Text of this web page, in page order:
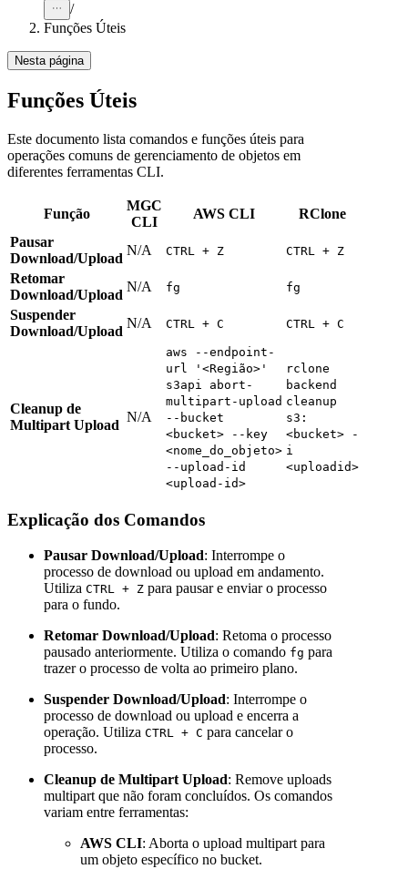
/
Funções Úteis
Nesta página
Funções Úteis
Este documento lista comandos e funções úteis para
operações comuns de gerenciamento de objetos em
diferentes ferramentas CLI.
Função
MGC
CLI
AWS CLI
RClone
Pausar
Download/Upload
N/A CTRL + Z CTRL + Z
Retomar
Download/Upload
N/A fg fg
Suspender
Download/Upload
N/A CTRL + C CTRL + C
Cleanup de
Multipart Upload
N/A
aws --endpoint-
url '<Região>'
s3api abort-
multipart-upload
--bucket
<bucket> --key
<nome_do_objeto>
--upload-id
<upload-id>
rclone
backend
cleanup
s3:
<bucket> -
i
<uploadid>
Explicação dos Comandos
Pausar Download/Upload: Interrompe o
processo de download ou upload em andamento.
Utiliza CTRL + Z para pausar e enviar o processo
para o fundo.
Retomar Download/Upload: Retoma o processo
pausado anteriormente. Utiliza o comando fg para
trazer o processo de volta ao primeiro plano.
Suspender Download/Upload: Interrompe o
processo de download ou upload e encerra a
operação. Utiliza CTRL + C para cancelar o
processo.
Cleanup de Multipart Upload: Remove uploads
multipart que não foram concluídos. Os comandos
variam entre ferramentas:
AWS CLI: Aborta o upload multipart para
um objeto específico no bucket.